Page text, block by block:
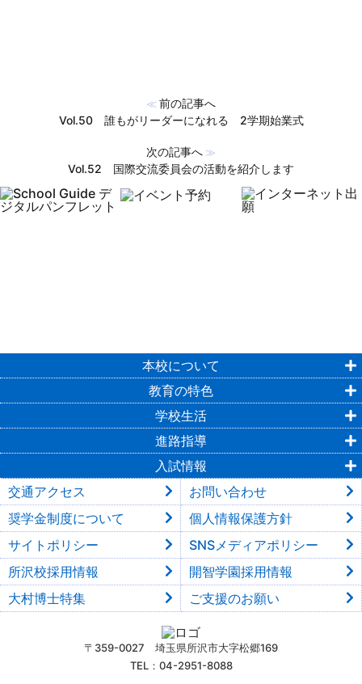
≪ 前の記事へ
Vol.50 誰もがリーダーになれる 2学期始業式
次の記事へ ≫
Vol.52 国際交流委員会の活動を紹介します
〒359-0027 埼玉県所沢市大字松郷169
TEL：04-2951-8088
本校について
教育の特色
学校生活
進路指導
入試情報
交通アクセス
お問い合わせ
奨学金制度について
個人情報保護方針
サイトポリシー
SNSメディアポリシー
所沢校採用情報
開智学園採用情報
大村博士特集
ご支援のお願い